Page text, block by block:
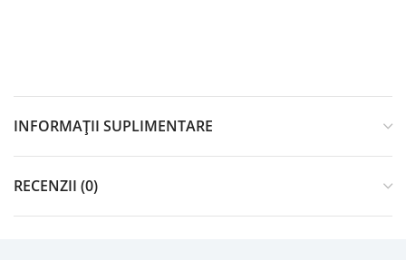
INFORMAȚII SUPLIMENTARE
RECENZII (0)